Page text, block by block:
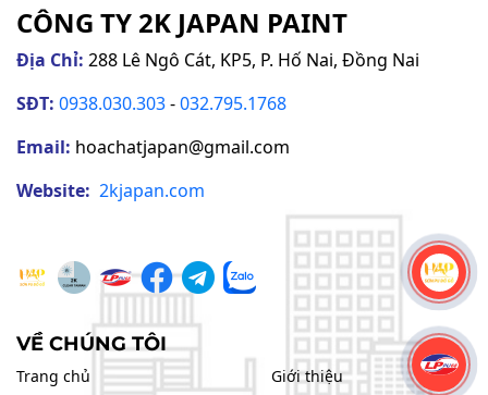
CÔNG TY 2K JAPAN PAINT
Địa Chỉ: 288 Lê Ngô Cát, KP5, P. Hố Nai, Đồng Nai
SĐT: 0938.030.303-032.795.1768
Email: hoachatjapan@gmail.com
Website: 2kjapan.com
VỀ CHÚNG TÔI
Trang chủ Giới thiệu